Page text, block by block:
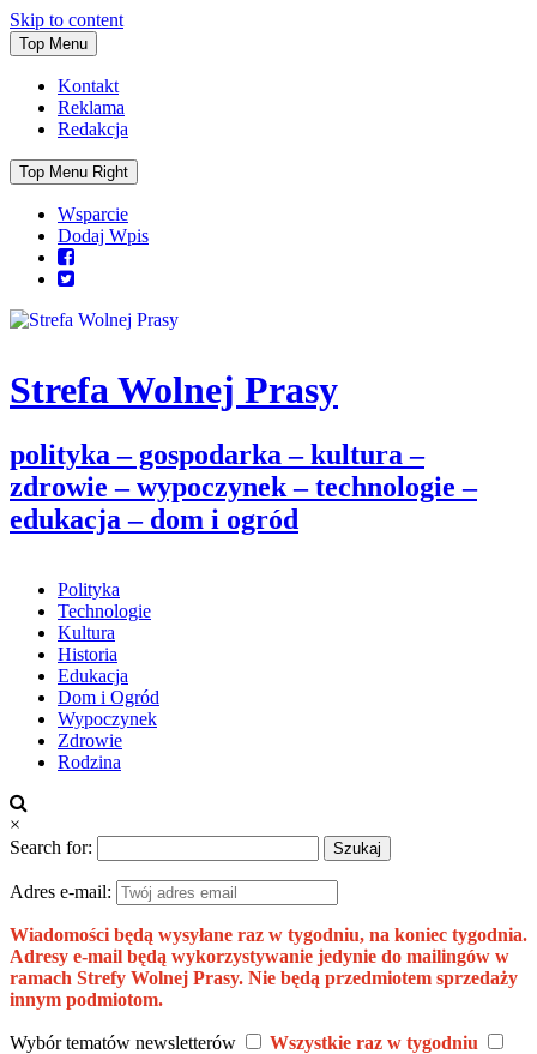
Skip to content
Top Menu
Kontakt
Reklama
Redakcja
Top Menu Right
Wsparcie
Dodaj Wpis
Strefa Wolnej Prasy
polityka – gospodarka – kultura –
zdrowie – wypoczynek – technologie –
edukacja – dom i ogród
Polityka
Technologie
Kultura
Historia
Edukacja
Dom i Ogród
Wypoczynek
Zdrowie
Rodzina
×
Search for:
Adres e-mail:
Wiadomości będą wysyłane raz w tygodniu, na koniec tygodnia.
Adresy e-mail będą wykorzystywanie jedynie do mailingów w
ramach Strefy Wolnej Prasy. Nie będą przedmiotem sprzedaży
innym podmiotom.
Wybór tematów newsletterów
Wszystkie raz w tygodniu